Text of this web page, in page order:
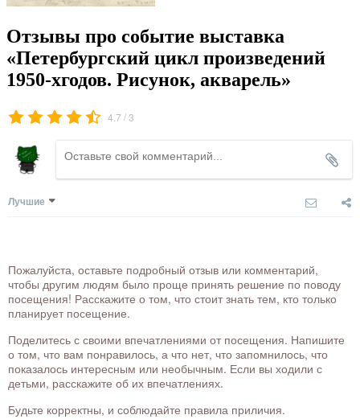
Отзывы про событие выставка
«Петербургский цикл произведений
1950-хгодов. Рисунок, акварель»
4.7 /3
Лучшие
Пожалуйста, оставьте подробный отзыв или комментарий,
чтобы другим людям было проще принять решение по поводу
посещения! Расскажите о том, что стоит знать тем, кто только
планирует посещение.
Поделитесь с своими впечатлениями от посещения. Напишите
о том, что вам понравилось, а что нет, что запомнилось, что
показалось интересным или необычным. Если вы ходили с
детьми, расскажите об их впечатлениях.
Будьте корректны, и соблюдайте правила приличия.